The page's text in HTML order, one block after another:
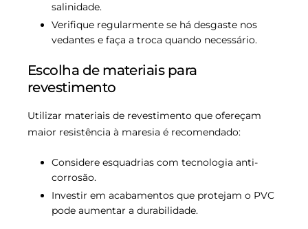
salinidade.
Verifique regularmente se há desgaste nos
vedantes e faça a troca quando necessário.
Escolha de materiais para
revestimento
Utilizar materiais de revestimento que ofereçam
maior resistência à maresia é recomendado:
Considere esquadrias com tecnologia anti-
corrosão.
Investir em acabamentos que protejam o PVC
pode aumentar a durabilidade.